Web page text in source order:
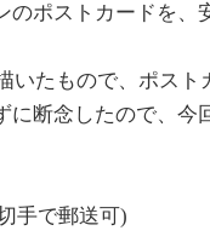
のポストカードを、
いたもので、ポスト
に断念したので、今
手で郵送可)